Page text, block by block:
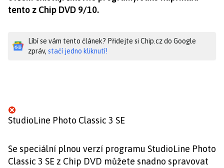
tento z Chip DVD 9/10.
Líbí se vám tento článek? Přidejte si Chip.cz do Google
zpráv, stačí jedno kliknutí!
StudioLine Photo Classic 3 SE
Se speciální plnou verzí programu StudioLine Photo
Classic 3 SE z Chip DVD můžete snadno spravovat